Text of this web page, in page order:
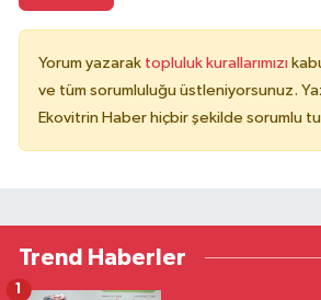
Yorum yazarak topluluk kurallarımızı
ve tüm sorumluluğu üstleniyorsunuz.
Ekovitrin Haber hiçbir şekilde sorumlu
Trend Haberler
1